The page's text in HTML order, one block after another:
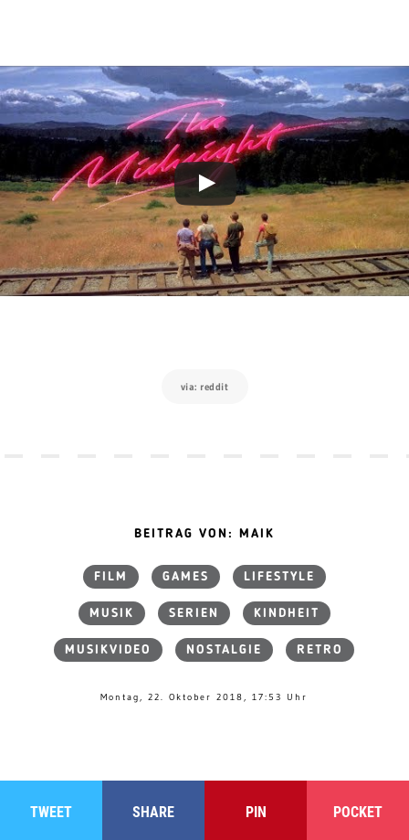
via: reddit
BEITRAG VON: MAIK
FILM GAMES LIFESTYLE
MUSIK SERIEN KINDHEIT
MUSIKVIDEO NOSTALGIE RETRO
Montag, 22. Oktober 2018, 17:53 Uhr
TWEET SHARE PIN POCKET